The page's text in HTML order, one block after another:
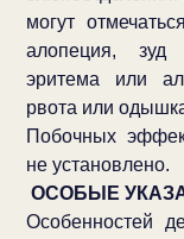
могут
алопеция, зуд
эритема или
рвота или
Побочных
не установлено.
ОСОБЫЕ
Особенностей